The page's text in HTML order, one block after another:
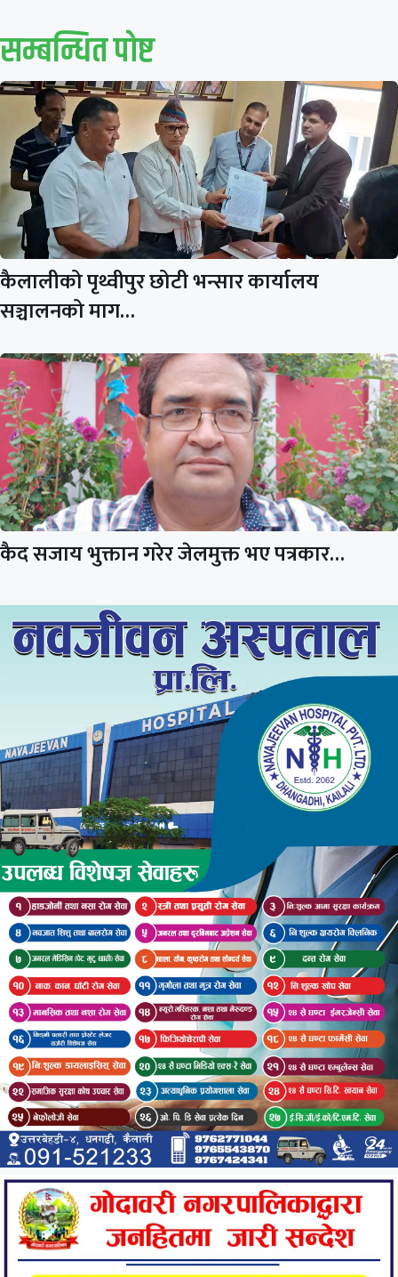
सम्बन्धित पाेष्ट
कैलालीको पृथ्वीपुर छोटी भन्सार कार्यालय
सञ्चालनको माग…
कैद सजाय भुक्तान गरेर जेलमुक्त भए पत्रकार…